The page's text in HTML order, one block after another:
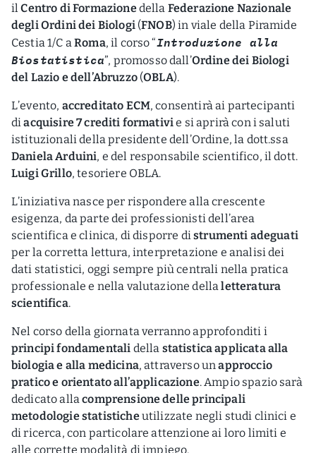
ilCentro di Formazionedella Federazione Nazionale
degli Ordini dei Biologi (FNOB) in viale della Piramide
Cestia 1/C aRoma, il corso “Introduzione alla
Biostatistica”, promosso dall’Ordine dei Biologi
del Lazio e dell’Abruzzo(OBLA).
L’evento, accreditato ECM, consentirà ai partecipanti
diacquisire 7 crediti formativie si aprirà con i saluti
istituzionali della presidente dell’Ordine, la dott.ssa
Daniela Arduini, e del responsabile scientifico, il dott.
Luigi Grillo, tesoriere OBLA.
L’iniziativa nasce per rispondere alla crescente
esigenza, da parte dei professionisti dell’area
scientifica e clinica, di disporre distrumenti adeguati
per la corretta lettura, interpretazione e analisi dei
dati statistici, oggi sempre più centrali nella pratica
professionale e nella valutazione dellaletteratura
scientifica.
Nel corso della giornata verranno approfonditi i
principi fondamentali della statistica applicata alla
biologia e alla medicina, attraverso unapproccio
pratico e orientato all’applicazione. Ampio spazio sarà
dedicato allacomprensione delle principali
metodologie statisticheutilizzate negli studi clinici e
di ricerca, con particolare attenzione ai loro limiti e
alle corrette modalità di impiego.